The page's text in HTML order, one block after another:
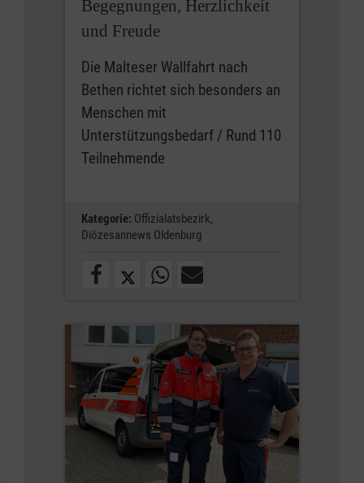
Begegnungen, Herzlichkeit
und Freude
Die Malteser Wallfahrt nach
Bethen richtet sich besonders an
Menschen mit
Unterstützungsbedarf / Rund 110
Teilnehmende
Kategorie: Offizialatsbezirk,
Diözesannews Oldenburg